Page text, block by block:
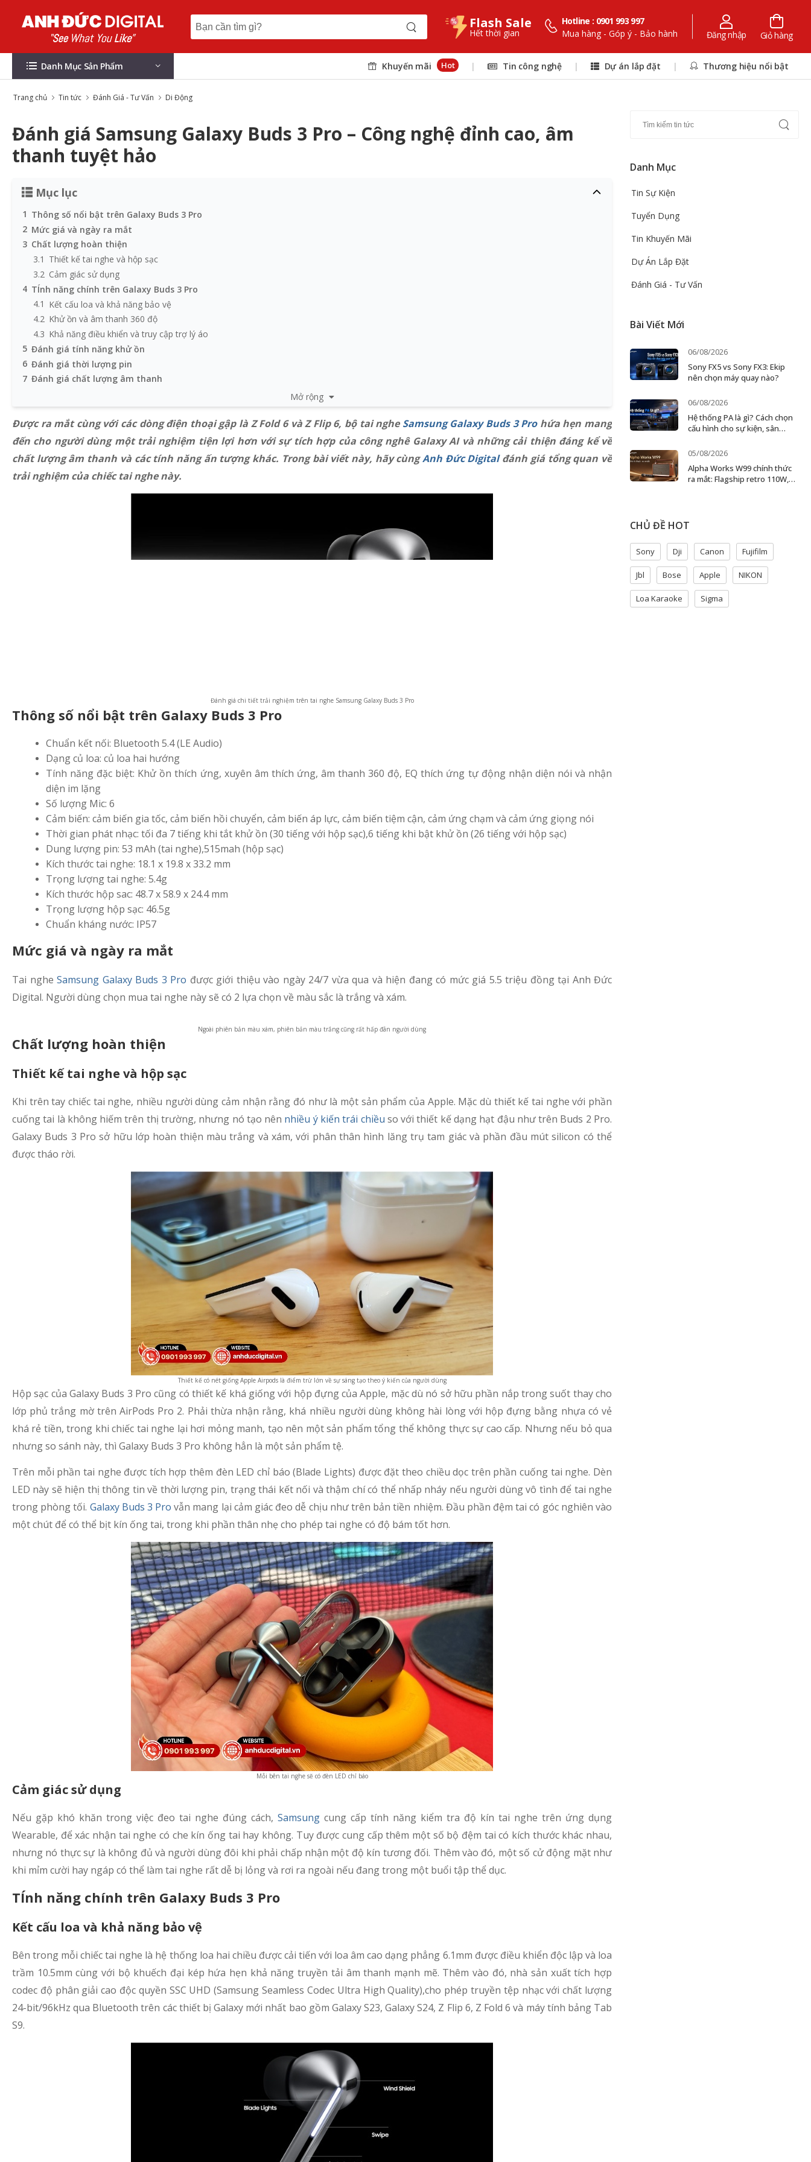
Flash Sale
Hết thời gian
Hotline : 0901 993 997
Mua hàng - Góp ý - Bảo hành
Đăng nhập Giỏ hàng
Danh Mục Sản Phẩm Khuyến mãi Hot | Tin công nghệ | Dự án lắp đặt | Thương hiệu nổi bật
Trang chủ Tin tức Đánh Giá - Tư Vấn Di Động
Đánh giá Samsung Galaxy Buds 3 Pro – Công nghệ đỉnh cao, âm
thanh tuyệt hảo
Mục lục
1 Thông số nổi bật trên Galaxy Buds 3 Pro
2 Mức giá và ngày ra mắt
3 Chất lượng hoàn thiện
3.1 Thiết kế tai nghe và hộp sạc
3.2 Cảm giác sử dụng
4 TÍnh năng chính trên Galaxy Buds 3 Pro
4.1 Kết cấu loa và khả năng bảo vệ
4.2 Khử ồn và âm thanh 360 độ
4.3 Khả năng điều khiển và truy cập trợ lý áo
5 Đánh giá tính năng khử ồn
6 Đánh giá thời lượng pin
7 Đánh giá chất lượng âm thanh
7.2 So sánh trải nghiệm nghe nhạc
8 Đánh giá chất lượng đàm thoại và kết nối
9
Kết luận về Galaxy Buds 3 Pro
Mở rộng
Được ra mắt cùng với các dòng điện thoại gập là Z Fold 6 và Z Flip 6, bộ tai nghe Samsung Galaxy Buds 3 Prohứa hẹn mang
đến cho người dùng một trải nghiệm tiện lợi hơn với sự tích hợp của công nghê Galaxy AI và những cải thiện đáng kể về
chất lượng âm thanh và các tính năng ấn tượng khác. Trong bài viết này, hãy cùngAnh Đức Digitalđánh giá tổng quan về
trải nghiệm của chiếc tai nghe này.
Đánh giá chi tiết trải nghiệm trên tai nghe Samsung Galaxy Buds 3 Pro
Thông số nổi bật trên Galaxy Buds 3 Pro
Chuẩn kết nối: Bluetooth 5.4 (LE Audio)
Dạng củ loa: củ loa hai hướng
Tính năng đặc biệt: Khử ồn thích ứng, xuyên âm thích ứng, âm thanh 360 độ, EQ thích ứng tự động nhận diện nói và nhận
diện im lặng
Số lượng Mic: 6
Cảm biến: cảm biến gia tốc, cảm biến hồi chuyển, cảm biến áp lực, cảm biến tiệm cận, cảm ứng chạm và cảm ứng giọng nói
Thời gian phát nhạc: tối đa 7 tiếng khi tắt khử ồn (30 tiếng với hộp sạc),6 tiếng khi bật khử ồn (26 tiếng với hộp sạc)
Dung lượng pin: 53 mAh (tai nghe),515mah (hộp sạc)
Kích thước tai nghe: 18.1 x 19.8 x 33.2 mm
Trọng lượng tai nghe: 5.4g
Kích thước hộp sac: 48.7 x 58.9 x 24.4 mm
Trọng lượng hộp sạc: 46.5g
Chuẩn kháng nước: IP57
Mức giá và ngày ra mắt
Tai nghe Samsung Galaxy Buds 3 Pro được giới thiệu vào ngày 24/7 vừa qua và hiện đang có mức giá 5.5 triệu đồng tại Anh Đức
Digital. Người dùng chọn mua tai nghe này sẽ có 2 lựa chọn về màu sắc là trắng và xám.
Ngoài phiên bản màu xám, phiên bản màu trắng cũng rất hấp đãn người dùng
Chất lượng hoàn thiện
Thiết kế tai nghe và hộp sạc
Khi trên tay chiếc tai nghe, nhiều người dùng cảm nhận rằng đó như là một sản phẩm của Apple. Mặc dù thiết kế tai nghe với phần
cuống tai là không hiếm trên thị trường, nhưng nó tạo nên nhiều ý kiến trái chiều so với thiết kế dạng hạt đậu như trên Buds 2 Pro.
Galaxy Buds 3 Pro sở hữu lớp hoàn thiện màu trắng và xám, với phân thân hình lăng trụ tam giác và phần đầu mút silicon có thể
được tháo rời.
Thiết kế có nét giống Apple Airpods là điểm trừ lớn về sự sáng tạo theo ý kiến của người dùng
Hộp sạc của Galaxy Buds 3 Pro cũng có thiết kế khá giống với hộp đựng của Apple, mặc dù nó sở hữu phần nắp trong suốt thay cho
lớp phủ trắng mờ trên AirPods Pro 2. Phải thừa nhận rằng, khá nhiều người dùng không hài lòng với hộp đựng bằng nhựa có vẻ
khá rẻ tiền, trong khi chiếc tai nghe lại hơi mỏng manh, tạo nên một sản phẩm tổng thể không thực sự cao cấp. Nhưng nếu bỏ qua
nhưng so sánh này, thì Galaxy Buds 3 Pro không hẳn là một sản phẩm tệ.
Trên mỗi phần tai nghe được tích hợp thêm đèn LED chỉ báo (Blade Lights) được đặt theo chiều dọc trên phần cuống tai nghe. Dèn
LED này sẽ hiện thị thông tin về thời lượng pin, trạng thái kết nối và thậm chí có thể nhấp nháy nếu người dùng vô tình để tai nghe
trong phòng tối. Galaxy Buds 3 Pro vẫn mang lại cảm giác đeo dễ chịu như trên bản tiền nhiệm. Đầu phần đệm tai có góc nghiên vào
một chút để có thể bịt kín ống tai, trong khi phần thân nhẹ cho phép tai nghe có độ bám tốt hơn.
Mỗi bên tai nghe sẽ có đèn LED chỉ báo
Cảm giác sử dụng
Nếu gặp khó khăn trong việc đeo tai nghe đúng cách, Samsung cung cấp tính năng kiểm tra độ kín tai nghe trên ứng dụng
Wearable, để xác nhận tai nghe có che kín ống tai hay không. Tuy được cung cấp thêm một số bộ đệm tai có kích thước khác nhau,
nhưng nó thực sự là không đủ và người dùng đôi khi phải chấp nhận một độ kín tương đối. Thêm vào đó, một số cử động mặt như
khi mỉm cười hay ngáp có thể làm tai nghe rất dễ bị lỏng và rơi ra ngoài nếu đang trong một buổi tập thể dục.
TÍnh năng chính trên Galaxy Buds 3 Pro
Kết cấu loa và khả năng bảo vệ
Bên trong mỗi chiếc tai nghe là hệ thống loa hai chiều được cải tiến với loa âm cao dạng phẳng 6.1mm được điều khiển độc lập và loa
trầm 10.5mm cùng với bộ khuếch đại kép hứa hẹn khả năng truyền tải âm thanh mạnh mẽ. Thêm vào đó, nhà sản xuất tích hợp
codec độ phân giải cao độc quyền SSC UHD (Samsung Seamless Codec Ultra High Quality),cho phép truyền tệp nhạc với chất lượng
24-bit/96kHz qua Bluetooth trên các thiết bị Galaxy mới nhất bao gồm Galaxy S23, Galaxy S24, Z Flip 6, Z Fold 6 và máy tính bảng Tab
S9.
Danh Mục
Tin Sự Kiện
Tuyển Dụng
Tin Khuyến Mãi
Dự Án Lắp Đặt
Đánh Giá - Tư Vấn
Bài Viết Mới
06/08/2026
Sony FX5 vs Sony FX3: Ekip
nên chọn máy quay nào?
06/08/2026
Hệ thống PA là gì? Cách chọn
cấu hình cho sự kiện, sân
05/08/2026
Alpha Works W99 chính thức
ra mắt: Flagship retro 110W,
CHỦ ĐỀ HOT
Sony Dji Canon Fujifilm
Jbl Bose Apple NIKON
Loa Karaoke Sigma